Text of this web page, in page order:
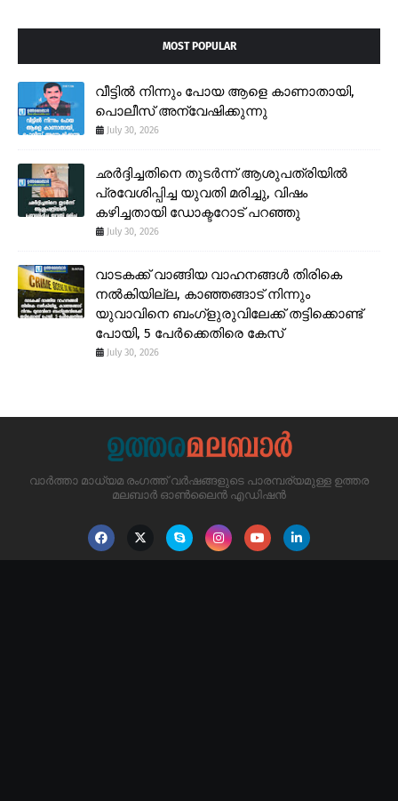
MOST POPULAR
വീട്ടിൽ നിന്നും പോയ ആളെ കാണാതായി,
പൊലീസ് അന്വേഷിക്കുന്നു
July 30, 2026
ഛർദ്ദിച്ചതിനെ തുടർന്ന് ആശുപത്രിയിൽ
പ്രവേശിപ്പിച്ച യുവതി മരിച്ചു, വിഷം
കഴിച്ചതായി ഡോക്ടറോട് പറഞ്ഞു
July 30, 2026
വാടകക്ക് വാങ്ങിയ വാഹനങ്ങൾ തിരികെ
നൽകിയില്ല, കാഞ്ഞങ്ങാട് നിന്നും
യുവാവിനെ ബംഗ്ളുരുവിലേക്ക് തട്ടിക്കൊണ്ട്
പോയി, 5 പേർക്കെതിരെ കേസ്
July 30, 2026
വാർത്താ മാധ്യമ രംഗത്ത് വർഷങ്ങളുടെ പാരമ്പര്യമുള്ള ഉത്തര
മലബാർ ഓൺലൈൻ എഡിഷൻ